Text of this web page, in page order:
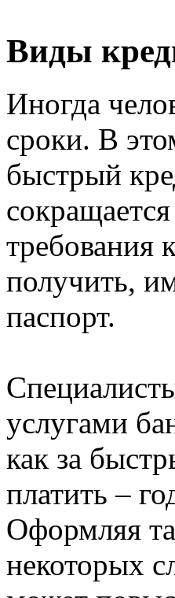
Виды
Иногда
сроки. В
быстрый
требования
получить,
паспорт.
услугами
как за
платить –
Оформляя
некоторых